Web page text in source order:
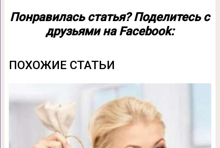
Понравилась статья? Поделитесь с
друзьями на Facebook:
ПОХОЖИЕ СТАТЬИ